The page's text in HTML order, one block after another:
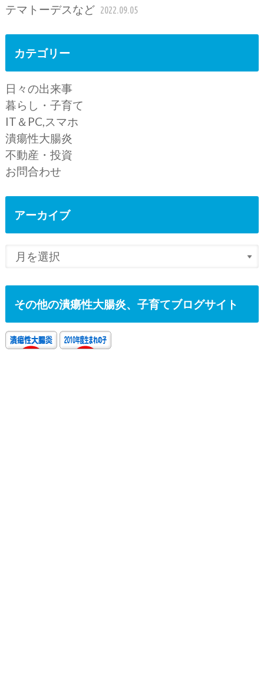
テマトーデスなど 2022.09.05
カテゴリー
日々の出来事
暮らし・子育て
IT＆PC,スマホ
潰瘍性大腸炎
不動産・投資
お問合わせ
アーカイブ
その他の潰瘍性大腸炎、子育てブログサイト